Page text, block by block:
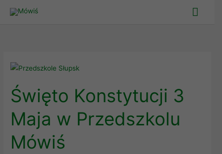
Main
Święto Konstytucji 3
Maja w Przedszkolu
Mówiś
Święto
3
Maja
w
Przedszkolu
Mówiś